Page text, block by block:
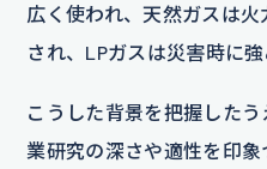
広く使われ、天然ガスは
され、LPガスは災害時に強
こうした背景を把握した
業研究の深さや適性を印象